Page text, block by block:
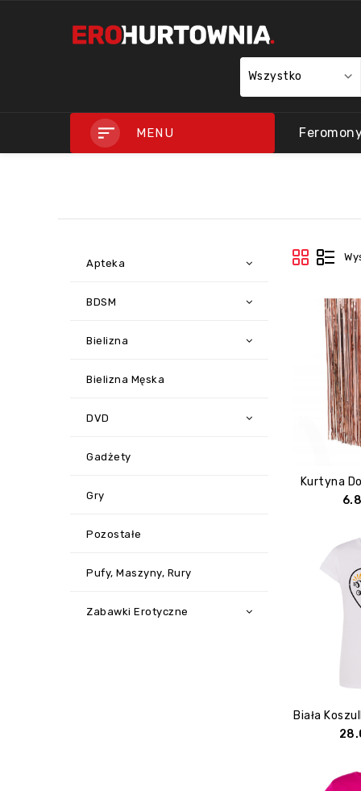
Wszystko
MENU
Apteka
BDSM
Bielizna
Bielizna Męska
DVD
Gadżety
Gry
Pozostałe
Pufy, Maszyny, Rury
Zabawki Erotyczne
Kurtyna